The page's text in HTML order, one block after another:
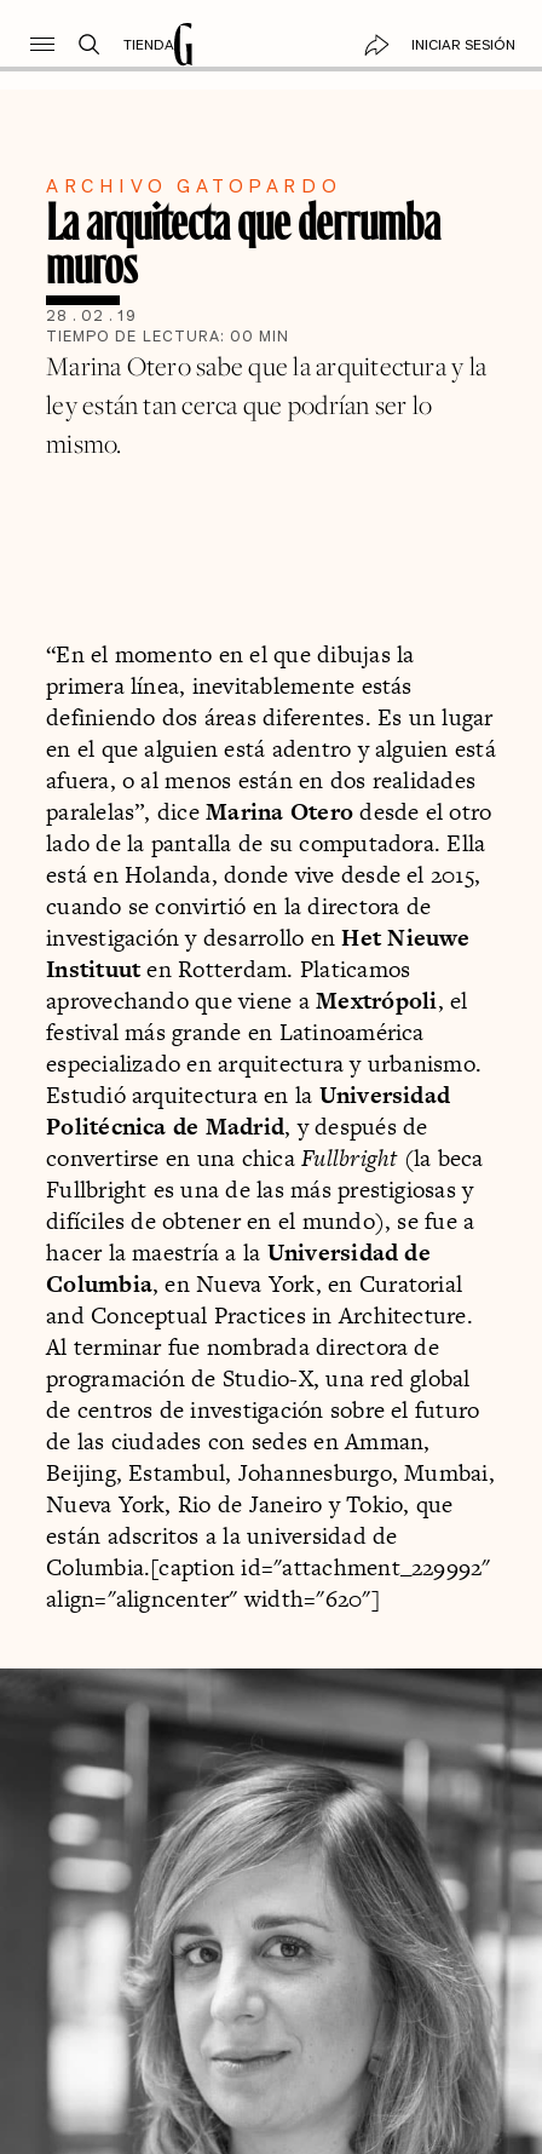
TIENDA INICIAR SESIÓN
ARCHIVO GATOPARDO
La arquitecta que derrumba
muros
28 . 02 . 19
TIEMPO DE LECTURA: 00 MIN
Marina Otero sabe que la arquitectura y la
ley están tan cerca que podrían ser lo
mismo.
“En el momento en el que dibujas la
primera línea, inevitablemente estás
definiendo dos áreas diferentes. Es un lugar
en el que alguien está adentro y alguien está
afuera, o al menos están en dos realidades
paralelas”, diceMarina Oterodesde el otro
lado de la pantalla de su computadora. Ella
está en Holanda, donde vive desde el 2015,
cuando se convirtió en la directora de
investigación y desarrollo enHet Nieuwe
Instituuten Rotterdam. Platicamos
aprovechando que viene aMextrópoli, el
festival más grande en Latinoamérica
especializado en arquitectura y urbanismo.
Estudió arquitectura en la Universidad
Politécnica de Madrid, y después de
convertirse en una chicaFullbright(la beca
Fullbright es una de las más prestigiosas y
difíciles de obtener en el mundo), se fue a
hacer la maestría a la Universidad de
Columbia, en Nueva York, en Curatorial
and Conceptual Practices in Architecture.
Al terminar fue nombrada directora de
programación de Studio-X, una red global
de centros de investigación sobre el futuro
de las ciudades con sedes en Amman,
Beijing, Estambul, Johannesburgo, Mumbai,
Nueva York, Rio de Janeiro y Tokio, que
están adscritos a la universidad de
Columbia.[caption id="attachment_229992"
align="aligncenter" width="620"]